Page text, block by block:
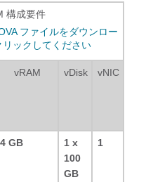
構成要件
ファイルをダウンロー
リックしてください
vRAM vDisk vNIC
4 GB
1 x
100
GB
1